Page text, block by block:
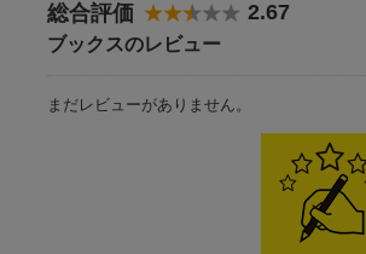
総合評価 2.67
ブックスのレビュー
まだレビューがありません。